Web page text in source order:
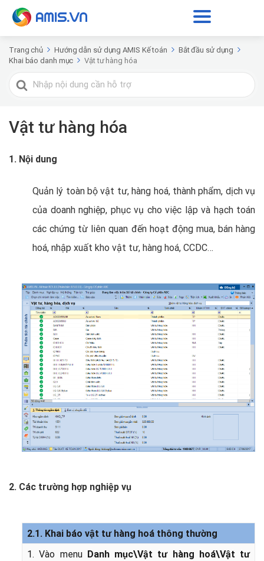
Trang chủ Hướng dẫn sử dụng AMIS Kế toán
Bắt đầu sử dụng
Khai báo danh mục
Vật tư hàng hóa
Tìm
kiếm
Vật tư hàng hóa
1. Nội dung
Quản lý toàn bộ vật tư, hàng hoá, thành phẩm, dịch vụ
của doanh nghiệp, phục vụ cho việc lập và hạch toán
các chứng từ liên quan đến hoạt động mua, bán hàng
hoá, nhập xuất kho vật tư, hàng hoá, CCDC…
2. Các trường hợp nghiệp vụ
2.1. Khai báo vật tư hàng hoá thông thường
1. Vào menu Danh mục\Vật tư hàng hoá\Vật tư